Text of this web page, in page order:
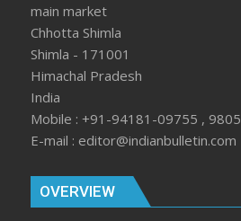
main market
Chhotta Shimla
Shimla - 171001
Himachal Pradesh
India
Mobile : +91-94181-09755 ,
E-mail : editor@indianbulletin.com
OVERVIEW